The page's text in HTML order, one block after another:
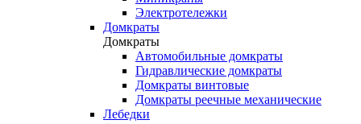
Электротележки
Домкраты
Домкраты
Автомобильные домкраты
Гидравлические домкраты
Домкраты винтовые
Домкраты реечные механические
Лебедки